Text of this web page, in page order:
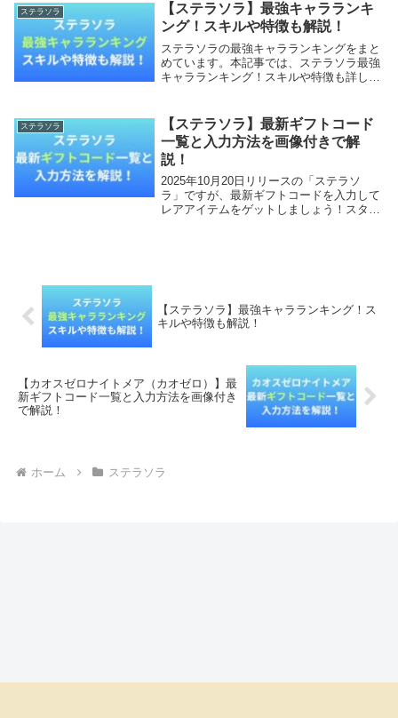
ステラソラ
【ステラソラ】最強キャラランキ
ング！スキルや特徴も解説！
ステラソラの最強キャラランキングをまと
めています。本記事では、ステラソラ最強
キャラランキング！スキルや特徴も詳しく
関連記事ステラソラ最強キャラランキン
グ！ステラソラ...
ステラソラ
【ステラソラ】最新ギフトコード
一覧と入力方法を画像付きで解
説！
2025年10月20日リリースの「ステラソ
ラ」ですが、最新ギフトコードを入力して
レアアイテムをゲットしましょう！スター
【ステラソラ】最強キャラランキング！ス
キルや特徴も解説！
【カオスゼロナイトメア（カオゼロ）】最
新ギフトコード一覧と入力方法を画像付き
で解説！
ホーム ステラソラ